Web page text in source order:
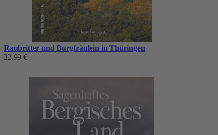
Raubritter und Burgfräulein in Thüringen
22,99 €